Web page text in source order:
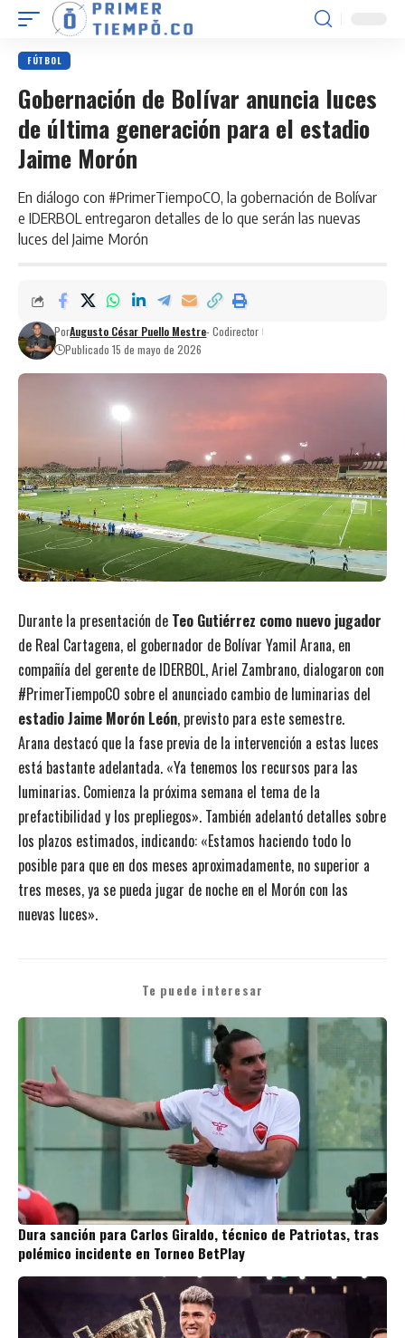
FÚTBOL
Gobernación de Bolívar anuncia luces
de última generación para el estadio
Jaime Morón
En diálogo con #PrimerTiempoCO, la gobernación de Bolívar
e IDERBOL entregaron detalles de lo que serán las nuevas
luces del Jaime Morón
PorAugusto César Puello Mestre- Codirector
Publicado 15 de mayo de 2026
Durante la presentación de Teo Gutiérrez como nuevo jugador
de Real Cartagena, el gobernador de Bolívar Yamil Arana, en
compañía del gerente de IDERBOL, Ariel Zambrano, dialogaron con
#PrimerTiempoCO sobre el anunciado cambio de luminarias del
estadio Jaime Morón León, previsto para este semestre.
Arana destacó que la fase previa de la intervención a estas luces
está bastante adelantada. «Ya tenemos los recursos para las
luminarias. Comienza la próxima semana el tema de la
prefactibilidad y los prepliegos». También adelantó detalles sobre
los plazos estimados, indicando: «Estamos haciendo todo lo
posible para que en dos meses aproximadamente, no superior a
tres meses, ya se pueda jugar de noche en el Morón con las
nuevas luces».
Te puede interesar
Dura sanción para Carlos Giraldo, técnico de Patriotas, tras
polémico incidente en Torneo BetPlay